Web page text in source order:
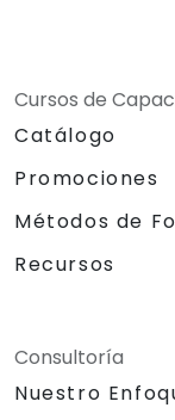
Cursos de
Catálogo
Promociones
Métodos de
Recursos
Consultoría
Nuestro